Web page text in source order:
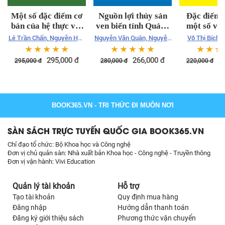
Một số đặc điểm cơ
bản của hệ thực vật
Việt Nam
Lê Trần Chấn, Nguyễn Hữu
Tứ, Nguyễn Viết Lương,
Trần Thị Thúy Vân
☆☆☆☆☆
295,000đ 295,000 đ
Nguồn lợi thủy sản
ven biển tỉnh Quảng
Ninh: Hiện trạng,
biến động và giải
pháp quản lý bền
vững
Nguyễn Văn Quân, Nguyễn
Đức Thế (Đồng chủ biên),
Vũ Việt Hà, Nguyễn Đăng
Ngải, Cao Văn Lương,
☆☆☆☆☆
280,000đ 266,000 đ
Đặc điểm
một số vi
kháng
được
Việt
Võ Thị Bích
biên), Nghiêm
Hà Thị
☆☆☆
220,000đ
BOOK365.VN - TRI THỨC ĐI MUÔN NƠI
SÀN SÁCH TRỰC TUYẾN QUỐC GIA BOOK365.VN
Chỉ đạo tổ chức: Bộ Khoa học và Công nghệ
Đơn vị chủ quản sàn: Nhà xuất bản Khoa học - Công nghệ - Truyền thông
Đơn vị vận hành: Vivi Education
Quản lý tài khoản
Tạo tài khoản
Đăng nhập
Đăng ký giới thiệu sách
Hỗ trợ
Quy định mua hàng
Hướng dẫn thanh toán
Phương thức vận chuyển